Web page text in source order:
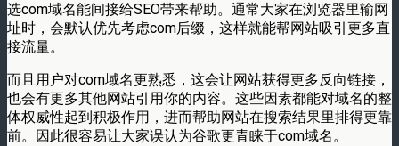
选com域名能间接给SEO带来帮助。通常大家在浏览器里输网
址时，会默认优先考虑com后缀，这样就能帮网站吸引更多直
接流量。
而且用户对com域名更熟悉，这会让网站获得更多反向链接，
也会有更多其他网站引用你的内容。这些因素都能对域名的整
体权威性起到积极作用，进而帮助网站在搜索结果里排得更靠
前。​因此很容易让大家误认为谷歌更青睐于com域名。​